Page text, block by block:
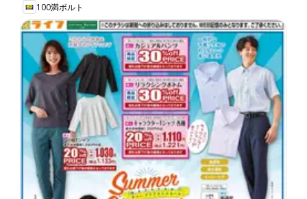
100満ボルト